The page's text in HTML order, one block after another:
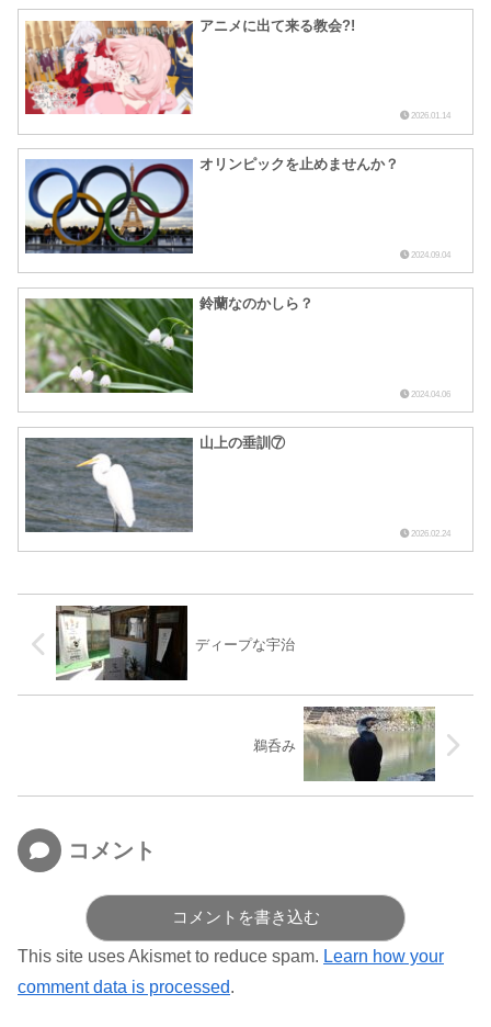
アニメに出て来る教会?!
2026.01.14
オリンピックを止めませんか？
2024.09.04
鈴蘭なのかしら？
2024.04.06
山上の垂訓⑦
2026.02.24
ディープな宇治
鵜呑み
コメント
コメントを書き込む
This site uses Akismet to reduce spam. Learn how your
comment data is processed.